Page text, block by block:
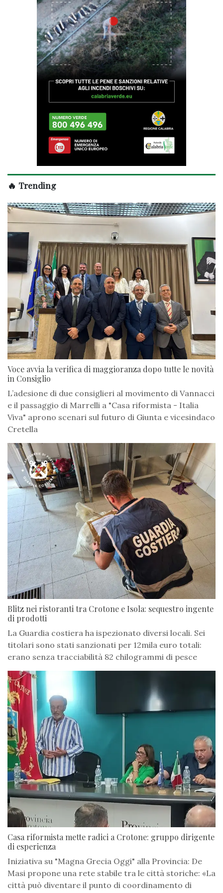
🔥 Trending
Voce avvia la verifica di maggioranza dopo tutte le novità
in Consiglio
L’adesione di due consiglieri al movimento di Vannacci
e il passaggio di Marrelli a "Casa riformista - Italia
Viva" aprono scenari sul futuro di Giunta e vicesindaco
Cretella
Blitz nei ristoranti tra Crotone e Isola: sequestro ingente
di prodotti
La Guardia costiera ha ispezionato diversi locali. Sei
titolari sono stati sanzionati per 12mila euro totali:
erano senza tracciabilità 82 chilogrammi di pesce
Casa riformista mette radici a Crotone: gruppo dirigente
di esperienza
Iniziativa su "Magna Grecia Oggi" alla Provincia: De
Masi propone una rete stabile tra le città storiche: «La
città può diventare il punto di coordinamento di